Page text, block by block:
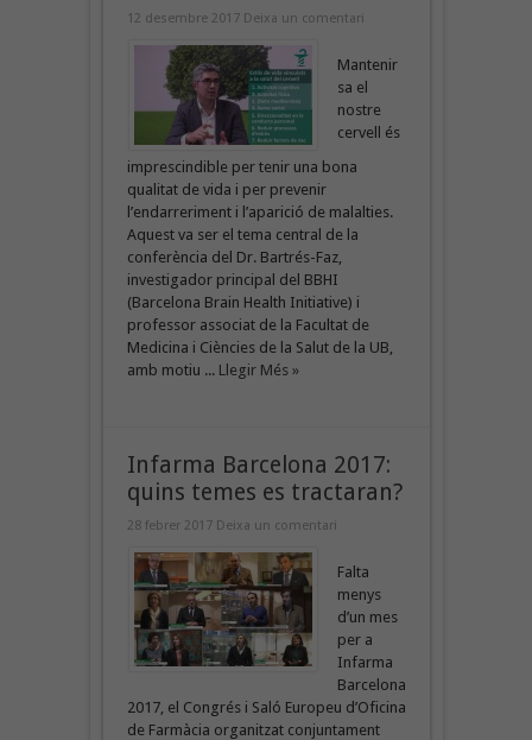
12 desembre 2017 Deixa un comentari
Mantenir
sa el
nostre
cervell és
imprescindible per tenir una bona
qualitat de vida i per prevenir
l’endarreriment i l’aparició de malalties.
Aquest va ser el tema central de la
conferència del Dr. Bartrés-Faz,
investigador principal del BBHI
(Barcelona Brain Health Initiative) i
professor associat de la Facultat de
Medicina i Ciències de la Salut de la UB,
amb motiu ... Llegir Més »
Infarma Barcelona 2017:
quins temes es tractaran?
28 febrer 2017 Deixa un comentari
Falta
menys
d’un mes
per a
Infarma
Barcelona
2017, el Congrés i Saló Europeu d’Oficina
de Farmàcia organitzat conjuntament